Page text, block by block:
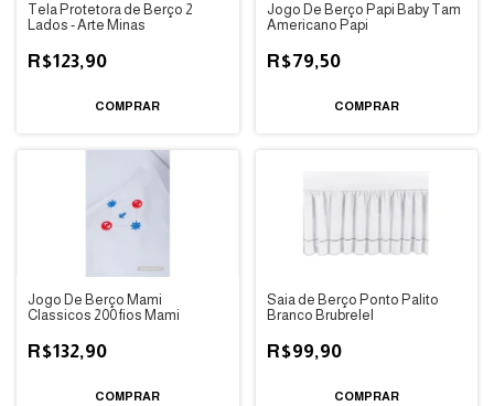
Tela Protetora de Berço 2
Lados - Arte Minas
R$123,90
COMPRAR
Jogo De Berço Papi Baby Tam
Americano Papi
R$79,50
COMPRAR
Jogo De Berço Mami
Classicos 200 fios Mami
R$132,90
COMPRAR
Saia de Berço Ponto Palito
Branco Brubrelel
R$99,90